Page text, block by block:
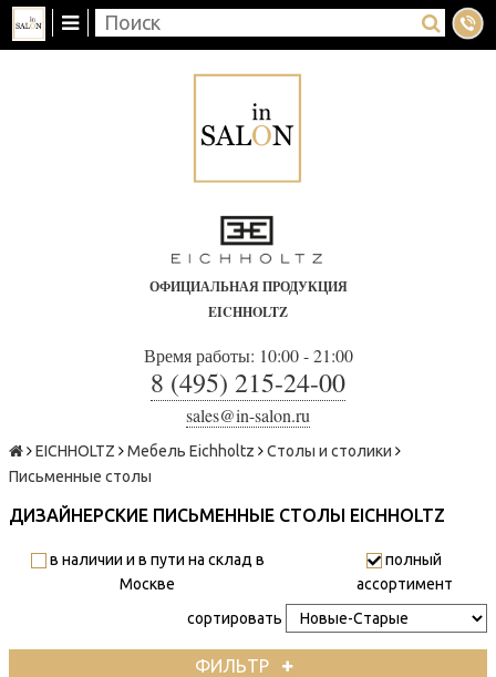
ОФИЦИАЛЬНАЯ ПРОДУКЦИЯ
EICHHOLTZ
Время работы: 10:00 - 21:00
8 (495) 215-24-00
sales@in-salon.ru
EICHHOLTZ Мебель Eichholtz
Столы и столики
Письменные столы
ДИЗАЙНЕРСКИЕ ПИСЬМЕННЫЕ СТОЛЫ EICHHOLTZ
в наличии и в пути на склад в
Москве
полный
ассортимент
сортировать
ФИЛЬТР